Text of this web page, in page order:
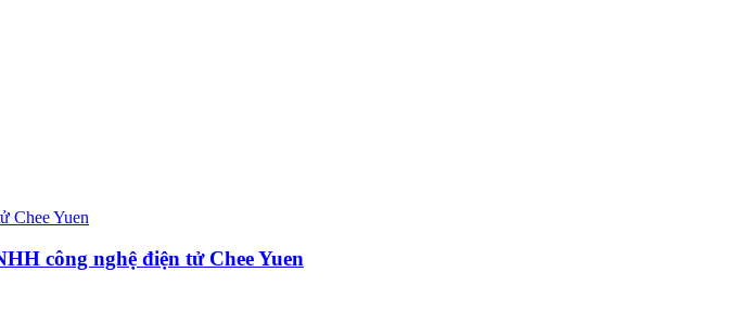
công nghệ điện tử Chee Yuen